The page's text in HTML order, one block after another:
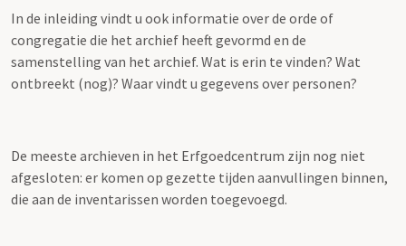
In de inleiding vindt u ook informatie over de orde of
congregatie die het archief heeft gevormd en de
samenstelling van het archief. Wat is erin te vinden? Wat
ontbreekt (nog)? Waar vindt u gegevens over personen?
De meeste archieven in het Erfgoedcentrum zijn nog niet
afgesloten: er komen op gezette tijden aanvullingen binnen,
die aan de inventarissen worden toegevoegd.